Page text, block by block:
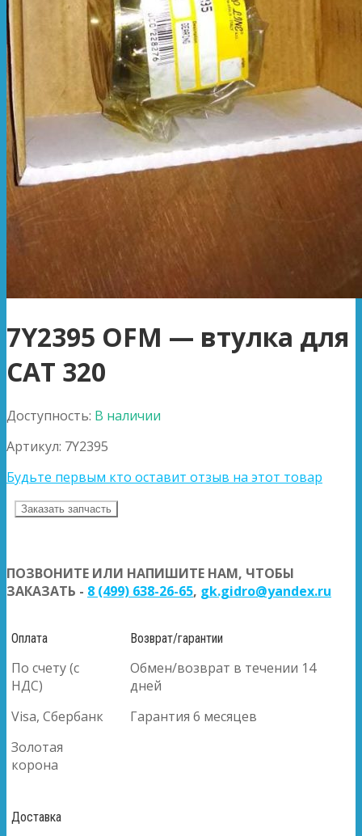
7Y2395 OFM — втулка для
CAT 320
Доступность: В наличии
Артикул: 7Y2395
Будьте первым кто оставит отзыв на этот товар
Заказать запчасть
ПОЗВОНИТЕ ИЛИ НАПИШИТЕ НАМ, ЧТОБЫ
ЗАКАЗАТЬ - 8 (499) 638-26-65, gk.gidro@yandex.ru
Оплата
По счету (с
НДС)
Visa, Сбербанк
Золотая
корона
Возврат/гарантии
Обмен/возврат в течении 14
дней
Гарантия 6 месяцев
Доставка